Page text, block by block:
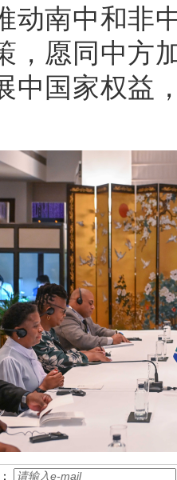
动南中和非
，愿同中方
中国家权益